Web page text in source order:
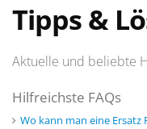
Tipps &
Aktuelle und beliebte
Hilfreichste FAQs
Wo kann man eine